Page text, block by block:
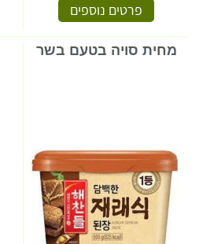
פרטים נוספים
מחית סויה בטעם בשר